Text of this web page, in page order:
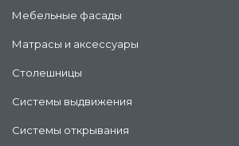
Мебельные фасады
Матрасы и аксессуары
Столешницы
Системы выдвижения
Системы открывания